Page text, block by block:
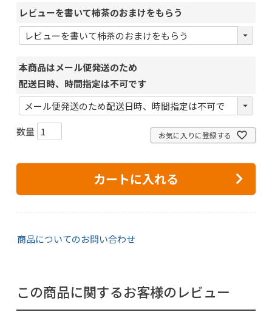
レビューを書いて柿茶のおまけをもらう
本商品はメール便発送のため
配送日時、時間指定は不可です
お気に入りに登録する
カートに入れる
商品についてのお問い合わせ
この商品に関するお客様のレビュー